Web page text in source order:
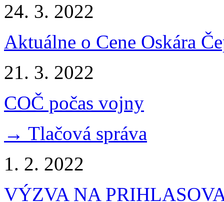
24. 3. 2022
Aktuálne o Cene Oskára
21. 3. 2022
COČ počas vojny
→ Tlačová správa
1. 2. 2022
VÝZVA NA